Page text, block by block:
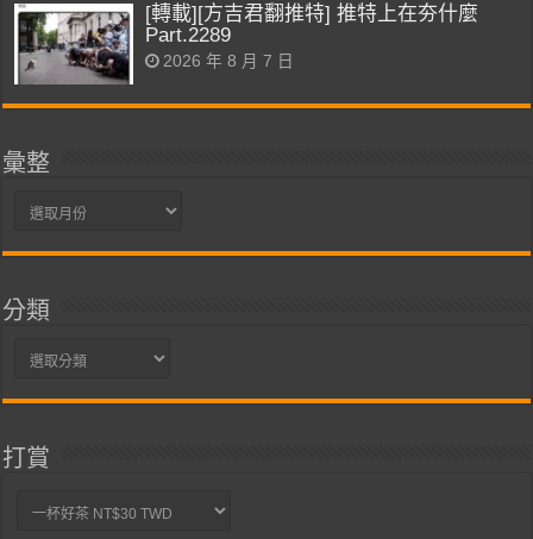
[轉載][方吉君翻推特] 推特上在夯什麼
Part.2289
2026 年 8 月 7 日
彙整
彙
分類
分
打賞